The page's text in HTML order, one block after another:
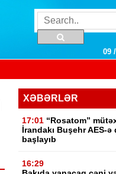
09
XƏBƏRLƏR
17:01 “Rosatom”
İrandakı Buşehr AES-ə
başlayıb
16:29